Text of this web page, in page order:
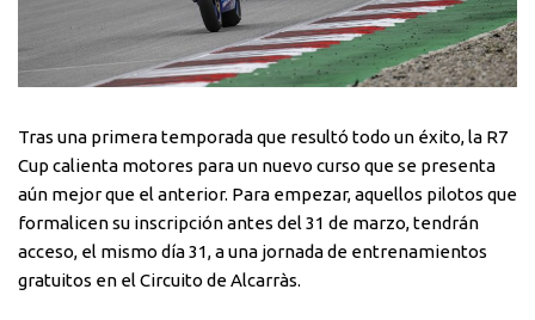
Tras una primera temporada que resultó todo un éxito, la R7
Cup calienta motores para un nuevo curso que se presenta
aún mejor que el anterior. Para empezar, aquellos pilotos que
formalicen su inscripción antes del 31 de marzo, tendrán
acceso, el mismo día 31, a una jornada de entrenamientos
gratuitos en el Circuito de Alcarràs.